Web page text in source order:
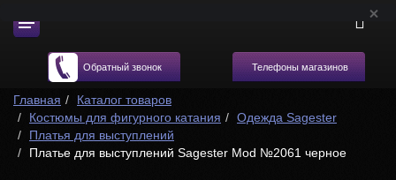
Обратный звонок Телефоны магазинов
Главная
Каталог товаров
Костюмы для фигурного катания
Одежда Sagester
Платья для выступлений
Платье для выступлений Sagester Mod №2061 черное